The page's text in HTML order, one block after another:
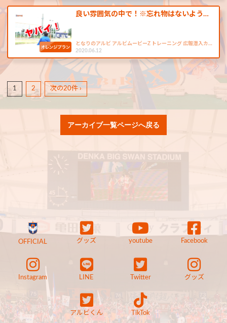
良い雰囲気の中で！※忘れ物はないよう…
となりのアルビ アルビムービーZ トレーニング 広報潜入カ…
2020.06.12
1 2 次の20件 ›
アーカイブ一覧ページへ戻る
OFFICIAL グッズ youtube Facebook
Instagram LINE Twitter グッズ
アルビくん TikTok